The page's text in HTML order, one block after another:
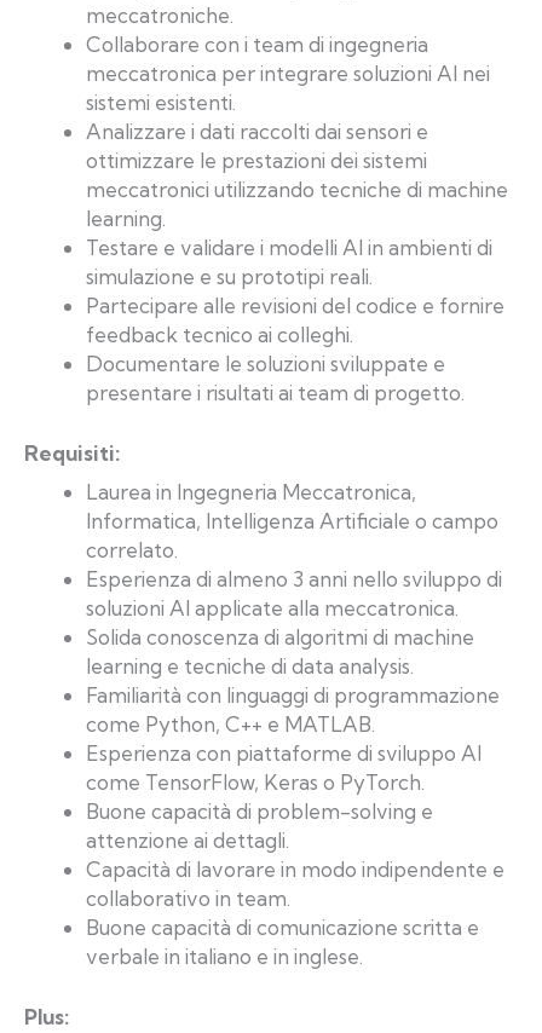
meccatroniche.
Collaborare con i team di ingegneria
meccatronica per integrare soluzioni AI nei
sistemi esistenti.
Analizzare i dati raccolti dai sensori e
ottimizzare le prestazioni dei sistemi
meccatronici utilizzando tecniche di machine
learning.
Testare e validare i modelli AI in ambienti di
simulazione e su prototipi reali.
Partecipare alle revisioni del codice e fornire
feedback tecnico ai colleghi.
Documentare le soluzioni sviluppate e
presentare i risultati ai team di progetto.
Requisiti:
Laurea in Ingegneria Meccatronica,
Informatica, Intelligenza Artificiale o campo
correlato.
Esperienza di almeno 3 anni nello sviluppo di
soluzioni AI applicate alla meccatronica.
Solida conoscenza di algoritmi di machine
learning e tecniche di data analysis.
Familiarità con linguaggi di programmazione
come Python, C++ e MATLAB.
Esperienza con piattaforme di sviluppo AI
come TensorFlow, Keras o PyTorch.
Buone capacità di problem-solving e
attenzione ai dettagli.
Capacità di lavorare in modo indipendente e
collaborativo in team.
Buone capacità di comunicazione scritta e
verbale in italiano e in inglese.
Plus: